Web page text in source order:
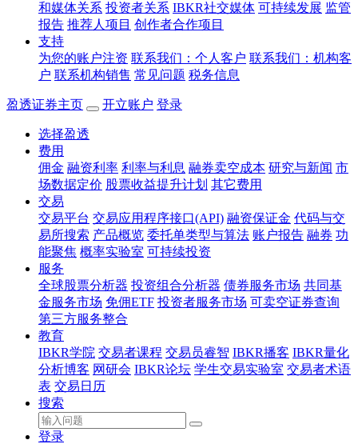
和媒体关系 投资者关系 IBKR社交媒体 可持续发展 监管
报告 推荐人项目 创作者合作项目
支持
为您的账户注资 联系我们：个人客户 联系我们：机构客
户 联系机构销售 常见问题 税务信息
盈透证券主页 开立账户 登录
选择盈透
费用
佣金 融资利率 利率与利息 融券卖空成本 研究与新闻 市
场数据定价 股票收益提升计划 其它费用
交易
交易平台 交易应用程序接口(API) 融资保证金 代码与交
易所搜索 产品概览 委托单类型与算法 账户报告 融券 功
能聚焦 概率实验室 可持续投资
服务
全球股票分析器 投资组合分析器 债券服务市场 共同基
金服务市场 免佣ETF 投资者服务市场 可卖空证券查询
第三方服务整合
教育
IBKR学院 交易者课程 交易员睿智 IBKR播客 IBKR量化
分析博客 网研会 IBKR论坛 学生交易实验室 交易者术语
表 交易日历
搜索
登录